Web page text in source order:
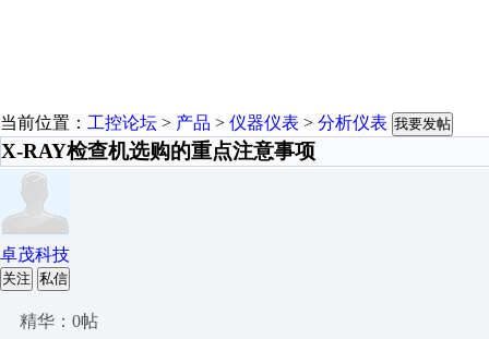
当前位置： 工控论坛 > 产品 > 仪器仪表 > 分析仪表 我要发帖
X-RAY检查机选购的重点注意事项
卓茂科技
关注 私信
精华：0帖